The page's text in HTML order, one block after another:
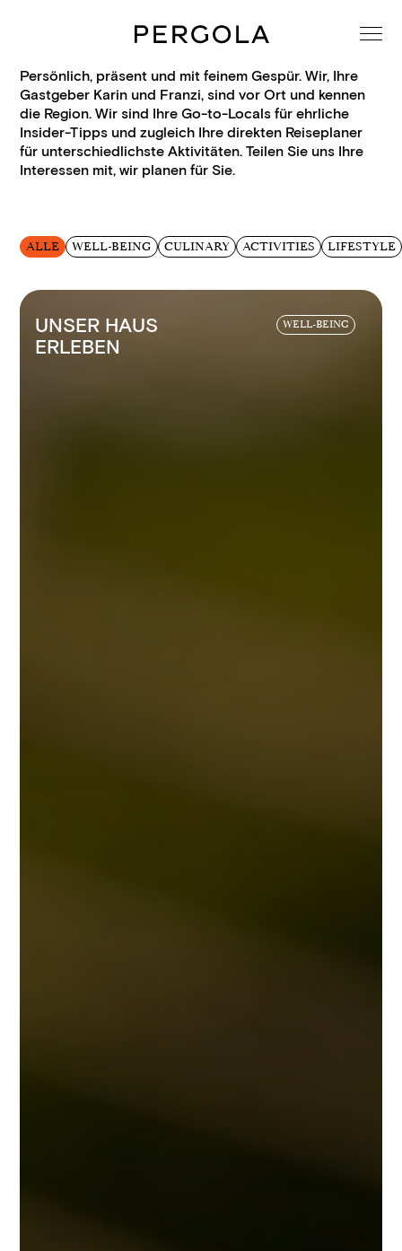
Persönlich, präsent und mit feinem Gespür. Wir, Ihre
Gastgeber Karin und Franzi, sind vor Ort und kennen
die Region. Wir sind Ihre Go-to-Locals für ehrliche
Insider-Tipps und zugleich Ihre direkten Reiseplaner
für unterschiedlichste Aktivitäten. Teilen Sie uns Ihre
Interessen mit, wir planen für Sie.
ALLE WELL-BEING CULINARY ACTIVITIES LIFESTYLE
UNSER HAUS
ERLEBEN
WELL-BEING